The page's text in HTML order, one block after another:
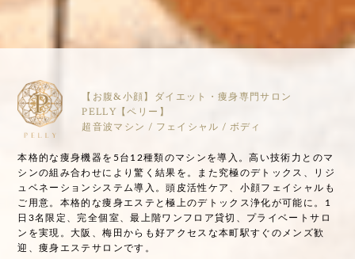
【お腹&小顔】ダイエット・痩身専門サロン
PELLY【ペリー】
超音波マシン / フェイシャル / ボディ
本格的な痩身機器を5台12種類のマシンを導入。高い技術力とのマ
シンの組み合わせにより驚く結果を。また究極のデトックス、リジ
ュベネーションシステム導入。頭皮活性ケア、小顔フェイシャルも
ご用意。本格的な痩身エステと極上のデトックス浄化が可能に。1
日3名限定、完全個室、最上階ワンフロア貸切、プライベートサロ
ンを実現。大阪、梅田からも好アクセスな本町駅すぐのメンズ歓
迎、痩身エステサロンです。